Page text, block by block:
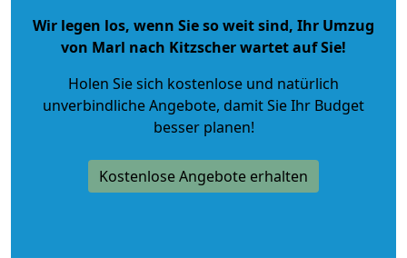
Wir legen los, wenn Sie so weit sind, Ihr Umzug
von Marl nach Kitzscher wartet auf Sie!
Holen Sie sich kostenlose und natürlich
unverbindliche Angebote, damit Sie Ihr Budget
besser planen!
Kostenlose Angebote erhalten